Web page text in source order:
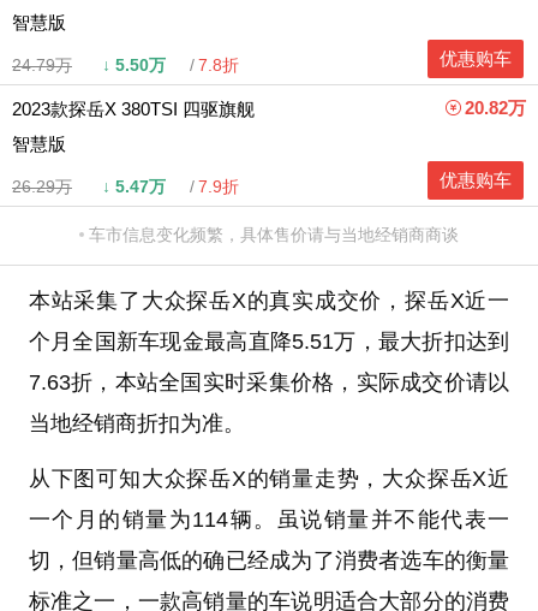
智慧版
24.79万 ↓ 5.50万 7.8折 优惠购车
2023款探岳X 380TSI 四驱旗舰
智慧版
26.29万 ↓ 5.47万 7.9折
20.82万
优惠购车
车市信息变化频繁，具体售价请与当地经销商商谈
本站采集了大众探岳X的真实成交价，探岳X近一
个月全国新车现金最高直降5.51万，最大折扣达到
7.63折，本站全国实时采集价格，实际成交价请以
当地经销商折扣为准。
从下图可知大众探岳X的销量走势，大众探岳X近
一个月的销量为114辆。虽说销量并不能代表一
切，但销量高低的确已经成为了消费者选车的衡量
标准之一，一款高销量的车说明适合大部分的消费